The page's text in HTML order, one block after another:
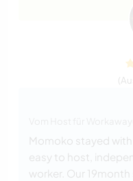
Momoko stayed
easy to host,
worker. Our